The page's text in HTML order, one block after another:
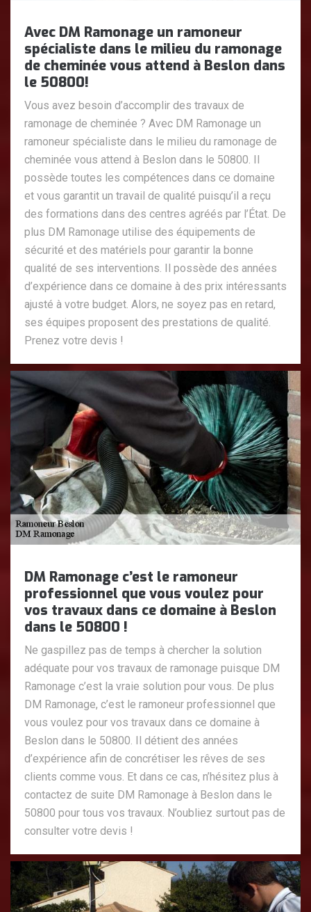
Avec DM Ramonage un ramoneur
spécialiste dans le milieu du ramonage
de cheminée vous attend à Beslon dans
le 50800!
Vous avez besoin d’accomplir des travaux de
ramonage de cheminée ? Avec DM Ramonage un
ramoneur spécialiste dans le milieu du ramonage de
cheminée vous attend à Beslon dans le 50800. Il
possède toutes les compétences dans ce domaine
et vous garantit un travail de qualité puisqu’il a reçu
des formations dans des centres agréés par l’État. De
plus DM Ramonage utilise des équipements de
sécurité et des matériels pour garantir la bonne
qualité de ses interventions. Il possède des années
d’expérience dans ce domaine à des prix intéressants
ajusté à votre budget. Alors, ne soyez pas en retard,
ses équipes proposent des prestations de qualité.
Prenez votre devis !
DM Ramonage c’est le ramoneur
professionnel que vous voulez pour
vos travaux dans ce domaine à Beslon
dans le 50800 !
Ne gaspillez pas de temps à chercher la solution
adéquate pour vos travaux de ramonage puisque DM
Ramonage c’est la vraie solution pour vous. De plus
DM Ramonage, c’est le ramoneur professionnel que
vous voulez pour vos travaux dans ce domaine à
Beslon dans le 50800. Il détient des années
d’expérience afin de concrétiser les rêves de ses
clients comme vous. Et dans ce cas, n’hésitez plus à
contactez de suite DM Ramonage à Beslon dans le
50800 pour tous vos travaux. N’oubliez surtout pas de
consulter votre devis !